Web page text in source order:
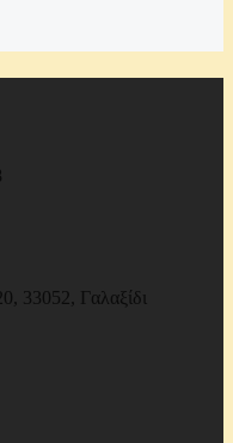
33052, Γαλαξίδι